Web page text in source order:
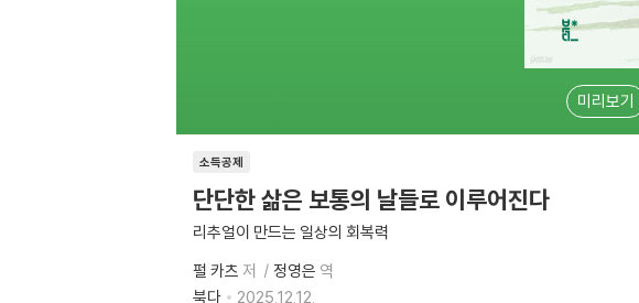
미리보기
소득공제
단단한 삶은 보통의 날들로 이루어진다
리추얼이 만드는 일상의 회복력
펄 카츠 저 정영은 역
북다
2025.12.12.